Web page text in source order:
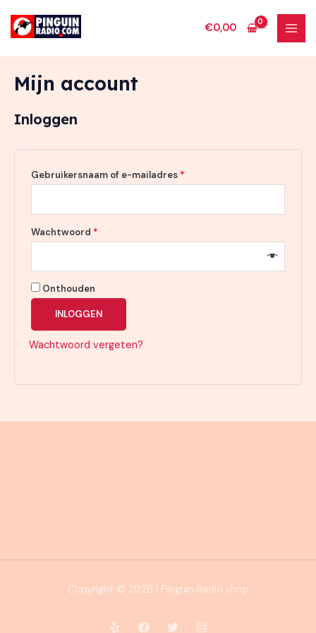
naar
de
inhoud
€0,00
Mijn account
Inloggen
Gebruikersnaam of e-mailadres *
Wachtwoord *
Onthouden
INLOGGEN
Wachtwoord vergeten?
Copyright © 2026 | Pinguin Radio shop